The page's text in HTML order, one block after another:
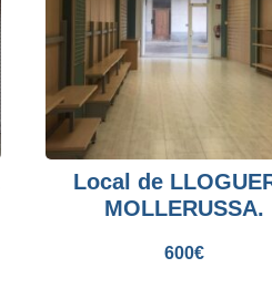
Local de
MOLLERUSSA.
600€